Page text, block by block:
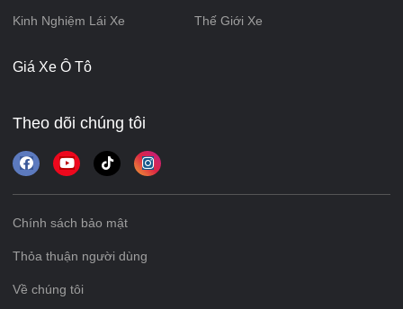
Kinh Nghiệm Lái Xe
Thế Giới Xe
Giá Xe Ô Tô
Theo dõi chúng tôi
Chính sách bảo mật
Thỏa thuận người dùng
Về chúng tôi